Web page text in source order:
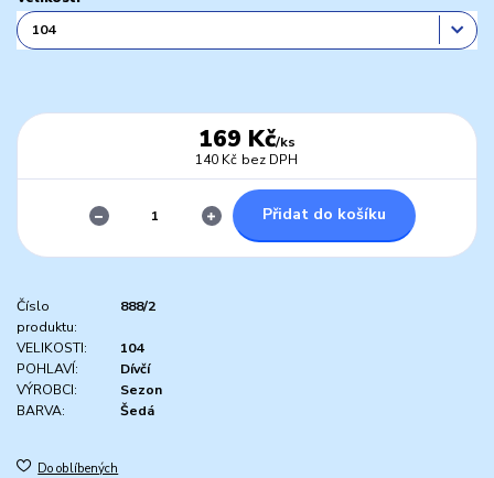
169 Kč/ks
140 Kč bez DPH
Přidat do košíku
Číslo
produktu:
888/2
VELIKOSTI:
104
POHLAVÍ:
Dívčí
VÝROBCI:
Sezon
BARVA:
Šedá
Do oblíbených